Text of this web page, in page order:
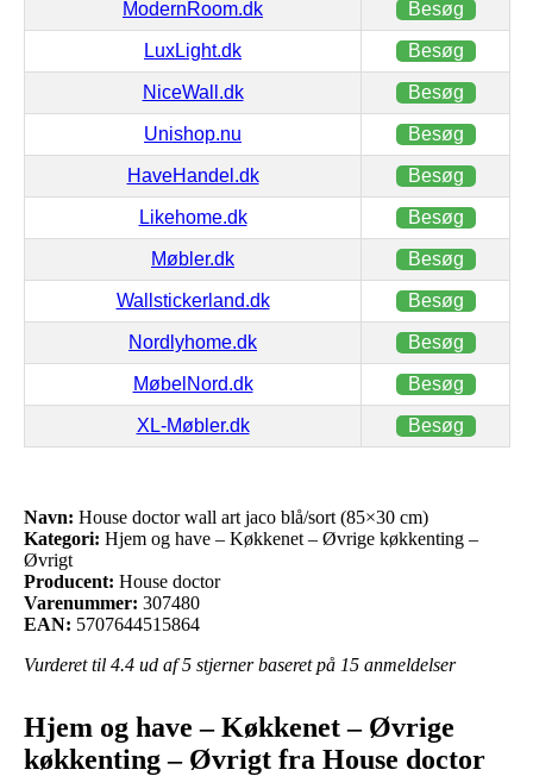
ModernRoom.dk Besøg
LuxLight.dk Besøg
NiceWall.dk Besøg
Unishop.nu Besøg
HaveHandel.dk Besøg
Likehome.dk Besøg
Møbler.dk Besøg
Wallstickerland.dk Besøg
Nordlyhome.dk Besøg
MøbelNord.dk Besøg
XL-Møbler.dk Besøg
Navn: House doctor wall art jaco blå/sort (85×30 cm)
Kategori: Hjem og have – Køkkenet – Øvrige køkkenting –
Øvrigt
Producent: House doctor
Varenummer: 307480
EAN: 5707644515864
Vurderet til 4.4 ud af 5 stjerner baseret på 15 anmeldelser
Hjem og have – Køkkenet – Øvrige
køkkenting – Øvrigt fra House doctor